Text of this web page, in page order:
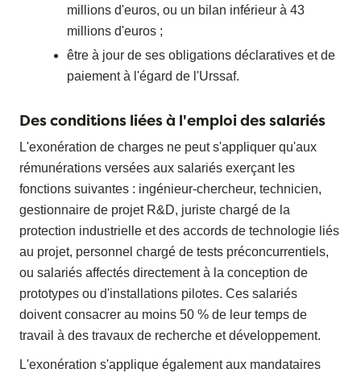
millions d'euros, ou un bilan inférieur à 43
millions d'euros ;
être à jour de ses obligations déclaratives et de
paiement à l'égard de l'Urssaf.
Des conditions liées à l'emploi des salariés
L'exonération de charges ne peut s'appliquer qu'aux
rémunérations versées aux salariés exerçant les
fonctions suivantes : ingénieur-chercheur, technicien,
gestionnaire de projet R&D, juriste chargé de la
protection industrielle et des accords de technologie liés
au projet, personnel chargé de tests préconcurrentiels,
ou salariés affectés directement à la conception de
prototypes ou d'installations pilotes. Ces salariés
doivent consacrer au moins 50 % de leur temps de
travail à des travaux de recherche et développement.
L'exonération s'applique également aux mandataires